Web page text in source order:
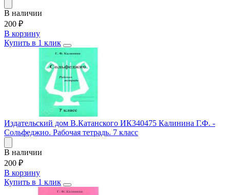
В наличии
200 ₽
В корзину
Купить в 1 клик
Издательский дом В.Катанского ИК340475 Калинина Г.Ф. -
Сольфеджио. Рабочая тетрадь. 7 класс
В наличии
200 ₽
В корзину
Купить в 1 клик